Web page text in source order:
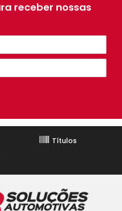
receber nossas
Títulos